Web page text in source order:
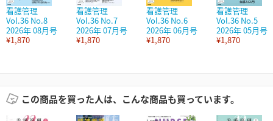
看護管理
Vol.36 No.8
2026年 08月号
¥1,870
看護管理
Vol.36 No.7
2026年 07月号
¥1,870
看護管理
Vol.36 No.6
2026年 06月号
¥1,870
看護管理
Vol.36 No.5
2026年 05月号
¥1,870
この商品を買った人は、こんな商品も買っています。